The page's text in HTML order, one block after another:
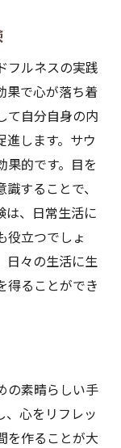
フルネスの実践
果で心が落ち着
て自分自身の内
します。サウ
果的です。目を
することで、
は、日常生活に
役立つでしょ
日々の生活に生
得ることができ
の素晴らしい手
、心をリフレッ
を作ることが大